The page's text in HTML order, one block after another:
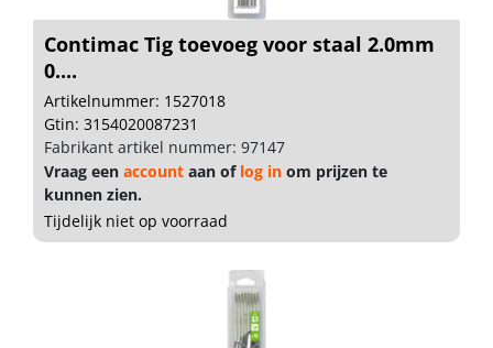
Contimac Tig toevoeg voor staal 2.0mm
0....
Artikelnummer: 1527018
Gtin: 3154020087231
Fabrikant artikel nummer: 97147
Vraag een account aan of log in om prijzen te
kunnen zien.
Tijdelijk niet op voorraad